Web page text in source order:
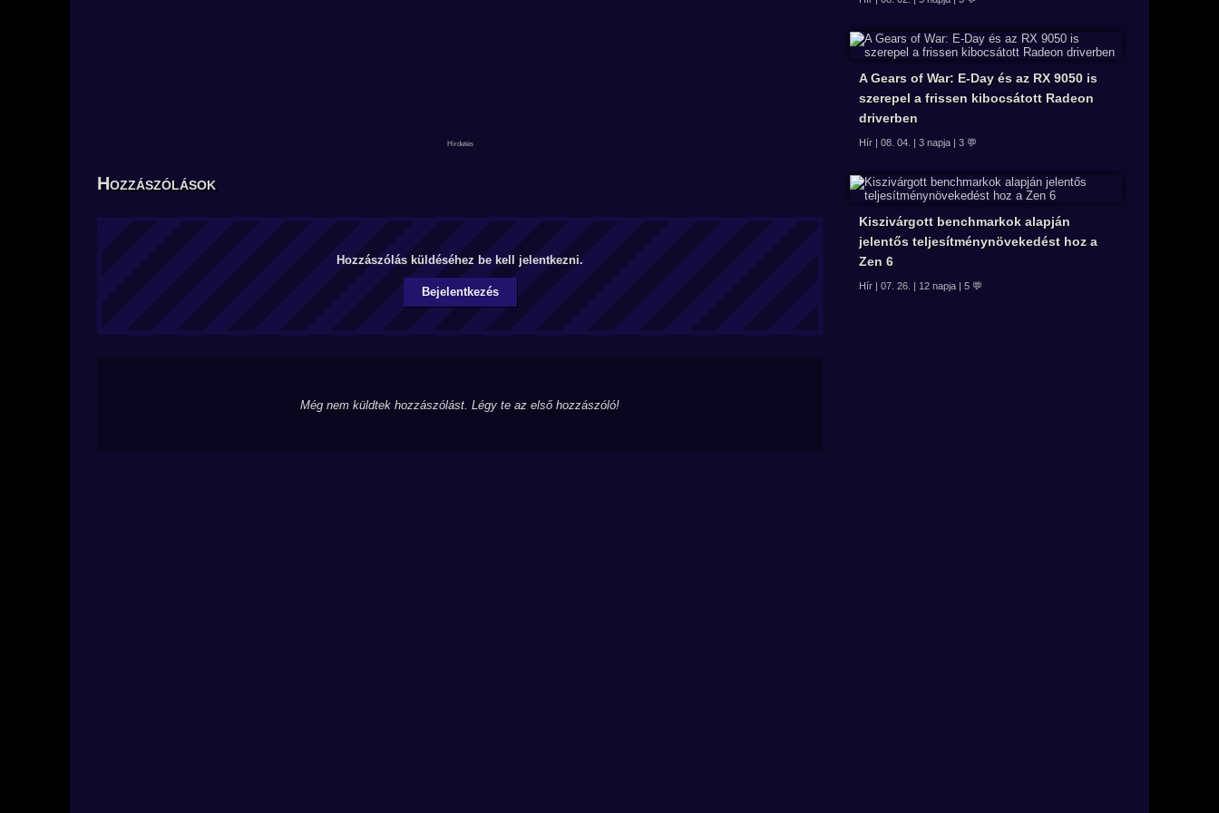
Hozzászólások
Hozzászólás küldéséhez be kell jelentkezni.
Bejelentkezés
Még nem küldtek hozzászólást. Légy te az első hozzászóló!
A Gears of War: E-Day és az RX 9050 is
szerepel a frissen kibocsátott Radeon
driverben
Hír | 08. 04. | 3 napja | 3 💬
Kiszivárgott benchmarkok alapján
jelentős teljesítménynövekedést hoz a
Zen 6
Hír | 07. 26. | 12 napja | 5 💬